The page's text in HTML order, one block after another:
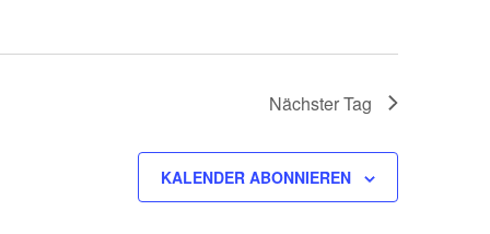
Nächster Tag
KALENDER ABONNIEREN